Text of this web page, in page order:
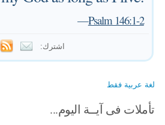
—Psalm 146:1-2
اشترك:
لغة عربية فقط
تأملات فى آيــة اليوم...